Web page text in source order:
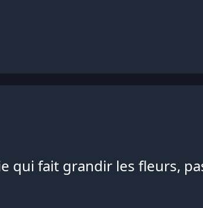
qui fait grandir les fleurs,